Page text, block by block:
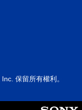
保留所有權利。